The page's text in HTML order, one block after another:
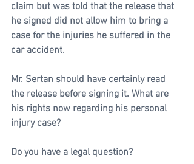
claim but was told that the release that
he signed did not allow him to bring a
case for the injuries he suffered in the
car accident.
Mr. Sertan should have certainly read
the release before signing it. What are
his rights now regarding his personal
injury case?
Do you have a legal question?